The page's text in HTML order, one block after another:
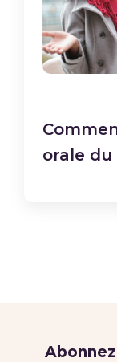
orale du